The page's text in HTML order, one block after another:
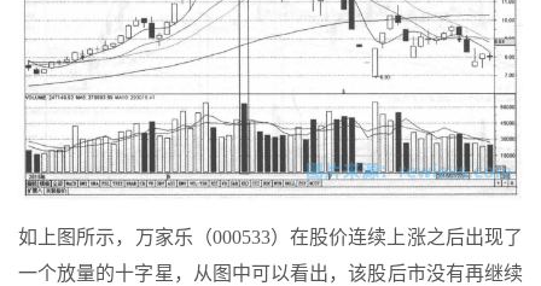
如上图所示，万家乐（000533）在股价连续上涨之后出现了
一个放量的十字星，从图中可以看出，该股后市没有再继续